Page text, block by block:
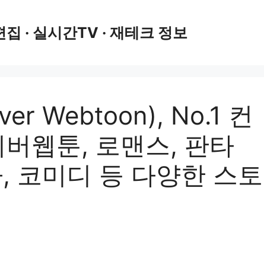
· 실시간TV · 재테크 정보
Webtoon), No.1 컨
웹툰, 로맨스, 판타
코미디 등 다양한 스토